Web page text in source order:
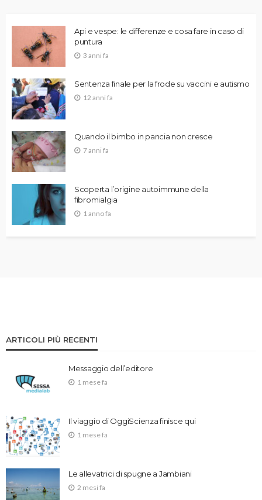
Api e vespe: le differenze e cosa fare in caso di
puntura
3 anni fa
Sentenza finale per la frode su vaccini e autismo
12 anni fa
Quando il bimbo in pancia non cresce
7 anni fa
Scoperta l’origine autoimmune della
fibromialgia
1 anno fa
ARTICOLI PIÙ RECENTI
Messaggio dell’editore
1 mese fa
Il viaggio di OggiScienza finisce qui
1 mese fa
Le allevatrici di spugne a Jambiani
2 mesi fa